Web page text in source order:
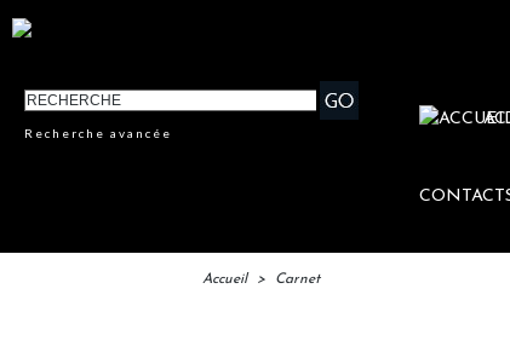
Recherche avancée
Accueil > Carnet